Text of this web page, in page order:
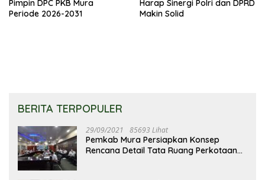
Pimpin DPC PKB Mura
Periode 2026-2031
Harap Sinergi Polri dan DPRD
Makin Solid
BERITA TERPOPULER
29/09/2021 85693 Lihat
Pemkab Mura Persiapkan Konsep
Rencana Detail Tata Ruang Perkotaan